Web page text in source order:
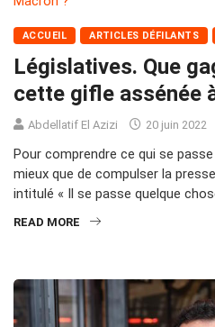
ACCUEIL ARTICLES DÉFILANTS
Législatives. Que
cette gifle assénée
Abdellatif El Azizi 20 juin 2022
Pour comprendre ce qui se passe
mieux que de compulser la
intitulé « Il se passe quelque
READ MORE